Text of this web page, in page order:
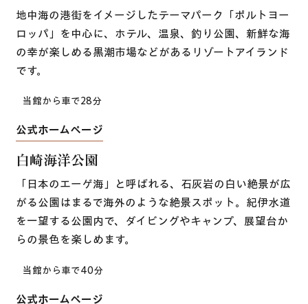
地中海の港街をイメージしたテーマパーク「ポルトヨー
ロッパ」を中心に、ホテル、温泉、釣り公園、新鮮な海
の幸が楽しめる黒潮市場などがあるリゾートアイランド
です。
当館から車で28分
公式ホームページ
白崎海洋公園
「日本のエーゲ海」と呼ばれる、石灰岩の白い絶景が広
がる公園はまるで海外のような絶景スポット。紀伊水道
を一望する公園内で、ダイビングやキャンプ、展望台か
らの景色を楽しめます。
当館から車で40分
公式ホームページ